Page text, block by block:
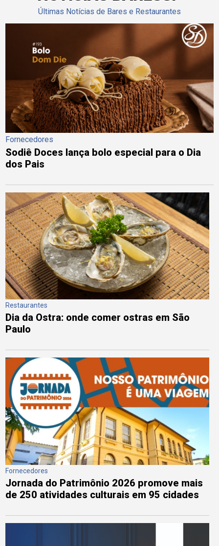
Últimas Notícias de Bares e Restaurantes
Fornecedores
Sodiê Doces lança bolo especial para o Dia
dos Pais
Restaurantes
Dia da Ostra: onde comer ostras em São
Paulo
Fornecedores
Jornada do Patrimônio 2026 promove mais
de 250 atividades culturais em 95 cidades